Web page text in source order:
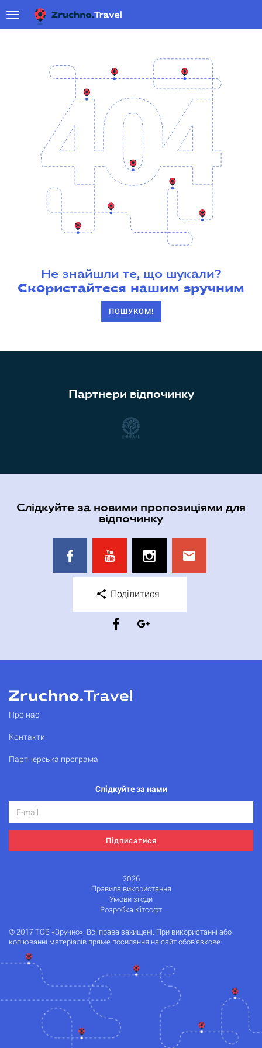
Не знайшли те, що шукали?
Скористайтеся нашим зручним
ПОШУКОМ!
Партнери відпочинку
Слідкуйте за новими пропозиціями для
відпочинку
Поділитися
Про нас
Контакти
Партнерська програма
Слідкуйте за нами
Підписатися
2026
Правила використання
Умови згоди
Розробка Кітсофт
© 2017 ТОВ «Зручно». Всі права захищені. При використанні або
копіюванні матеріалів пряме посилання на сайт обов'язкове.